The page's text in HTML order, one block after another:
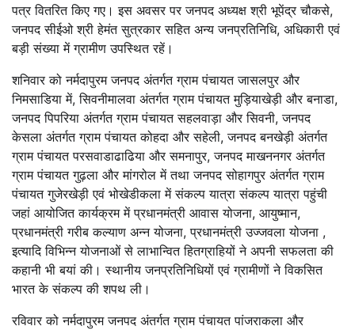
पत्र वितरित किए गए। इस अवसर पर जनपद अध्यक्ष श्री भूपेंद्र चौकसे,
जनपद सीईओ श्री हेमंत सुत्रकार सहित अन्य जनप्रतिनिधि, अधिकारी एवं
बड़ी संख्या में ग्रामीण उपस्थित रहें।
शनिवार को नर्मदापुरम जनपद अंतर्गत ग्राम पंचायत जासलपुर और
निमसाडिया में, सिवनीमालवा अंतर्गत ग्राम पंचायत मुड़ियाखेड़ी और बनाडा,
जनपद पिपरिया अंतर्गत ग्राम पंचायत सहलवाड़ा और सिवनी, जनपद
केसला अंतर्गत ग्राम पंचायत कोहदा और सहेली, जनपद बनखेड़ी अंतर्गत
ग्राम पंचायत परसवाडाढाढिया और समनापुर, जनपद माखननगर अंतर्गत
ग्राम पंचायत गुढ़ला और मांगरोल में तथा जनपद सोहागपुर अंतर्गत ग्राम
पंचायत गुजेरखेड़ी एवं भोखेडीकला में संकल्प यात्रा संकल्प यात्रा पहुंची
जहां आयोजित कार्यक्रम में प्रधानमंत्री आवास योजना, आयुष्मान,
प्रधानमंत्री गरीब कल्याण अन्न योजना, प्रधानमंत्री उज्जवला योजना ,
इत्यादि विभिन्न योजनाओं से लाभान्वित हितग्राहियों ने अपनी सफलता की
कहानी भी बयां की। स्थानीय जनप्रतिनिधियों एवं ग्रामीणों ने विकसित
भारत के संकल्प की शपथ ली।
रविवार को नर्मदापुरम जनपद अंतर्गत ग्राम पंचायत पांजराकला और